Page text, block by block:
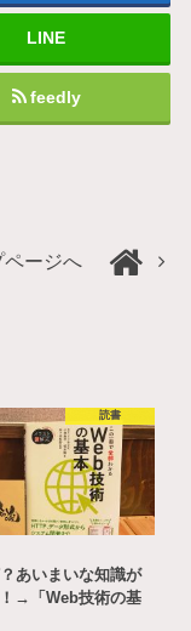
LINE
feedly
ページへ
読書
あいまいな知識が
→「Web技術の基